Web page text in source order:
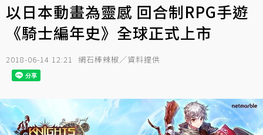
以日本動畫為靈感 回合制RPG手遊
《騎士編年史》全球正式上市
2018-06-14 12:21 網石棒辣椒／資料提供